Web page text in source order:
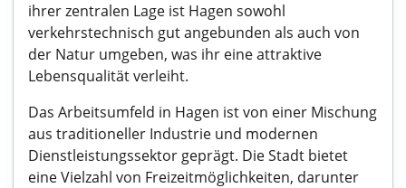
ihrer zentralen Lage ist Hagen sowohl
verkehrstechnisch gut angebunden als auch von
der Natur umgeben, was ihr eine attraktive
Lebensqualität verleiht.
Das Arbeitsumfeld in Hagen ist von einer Mischung
aus traditioneller Industrie und modernen
Dienstleistungssektor geprägt. Die Stadt bietet
eine Vielzahl von Freizeitmöglichkeiten, darunter